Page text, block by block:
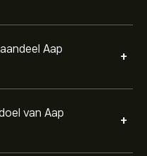
Aap
+
van Aap
+